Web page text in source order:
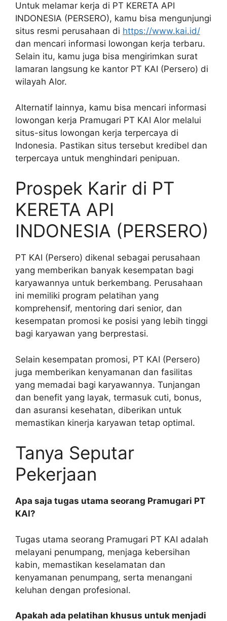
Untuk melamar kerja di PT KERETA API
INDONESIA (PERSERO), kamu bisa mengunjungi
situs resmi perusahaan di https://www.kai.id/
dan mencari informasi lowongan kerja terbaru.
Selain itu, kamu juga bisa mengirimkan surat
lamaran langsung ke kantor PT KAI (Persero) di
wilayah Alor.
Alternatif lainnya, kamu bisa mencari informasi
lowongan kerja Pramugari PT KAI Alor melalui
situs-situs lowongan kerja terpercaya di
Indonesia. Pastikan situs tersebut kredibel dan
terpercaya untuk menghindari penipuan.
Prospek Karir di PT
KERETA API
INDONESIA (PERSERO)
PT KAI (Persero) dikenal sebagai perusahaan
yang memberikan banyak kesempatan bagi
karyawannya untuk berkembang. Perusahaan
ini memiliki program pelatihan yang
komprehensif, mentoring dari senior, dan
kesempatan promosi ke posisi yang lebih tinggi
bagi karyawan yang berprestasi.
Selain kesempatan promosi, PT KAI (Persero)
juga memberikan kenyamanan dan fasilitas
yang memadai bagi karyawannya. Tunjangan
dan benefit yang layak, termasuk cuti, bonus,
dan asuransi kesehatan, diberikan untuk
memastikan kinerja karyawan tetap optimal.
Tanya Seputar
Pekerjaan
Apa saja tugas utama seorang Pramugari PT
KAI?
Tugas utama seorang Pramugari PT KAI adalah
melayani penumpang, menjaga kebersihan
kabin, memastikan keselamatan dan
kenyamanan penumpang, serta menangani
keluhan dengan profesional.
Apakah ada pelatihan khusus untuk menjadi